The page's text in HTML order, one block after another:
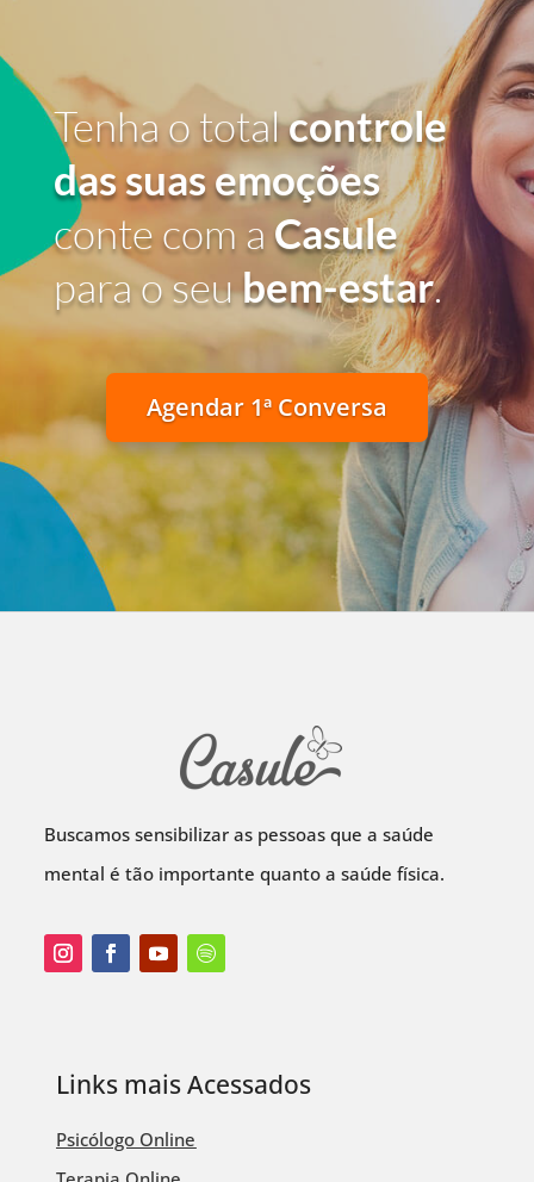
Tenha o totalcontrole
das suas emoções
conte com a Casule
para o seubem-estar.
Agendar 1ª Conversa
Buscamos sensibilizar as pessoas que a saúde
mental é tão importante quanto a saúde física.
Links mais Acessados
Psicólogo Online